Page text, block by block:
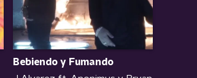
Bebiendo y Fumando